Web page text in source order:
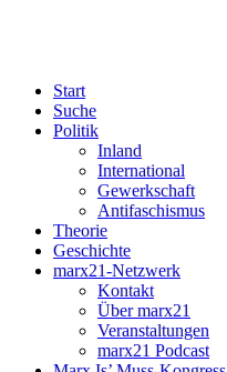
Start
Suche
Politik
Inland
International
Gewerkschaft
Antifaschismus
Theorie
Geschichte
marx21-Netzwerk
Kontakt
Über marx21
Veranstaltungen
marx21 Podcast